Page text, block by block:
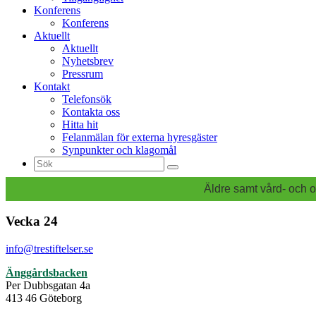
Konferens
Konferens
Aktuellt
Aktuellt
Nyhetsbrev
Pressrum
Kontakt
Telefonsök
Kontakta oss
Hitta hit
Felanmälan för externa hyresgäster
Synpunkter och klagomål
Sök
efter:
Äldre samt vård- och
Vecka 24
info@trestiftelser.se
Änggårdsbacken
Per Dubbsgatan 4a
413 46 Göteborg